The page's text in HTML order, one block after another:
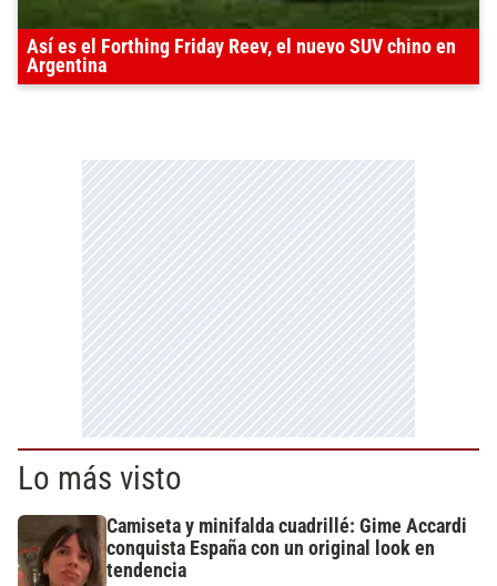
Así es el Forthing Friday Reev, el nuevo SUV chino en
Argentina
Lo más visto
Camiseta y minifalda cuadrillé: Gime Accardi
conquista España con un original look en
tendencia